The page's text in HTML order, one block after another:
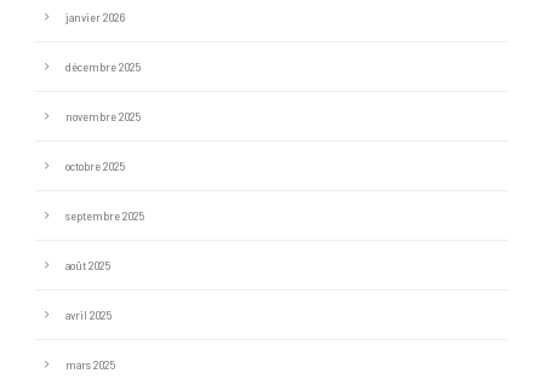
janvier 2026
décembre 2025
novembre 2025
octobre 2025
septembre 2025
août 2025
avril 2025
mars 2025